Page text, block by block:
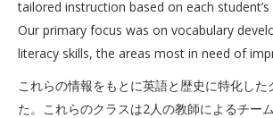
tailored instruction based on each student’s
Our primary focus was on vocabulary
literacy skills, the areas most in need of
これらの情報をもとに英語と歴史に特化した
た。これらのクラスは2人の教師によるチー